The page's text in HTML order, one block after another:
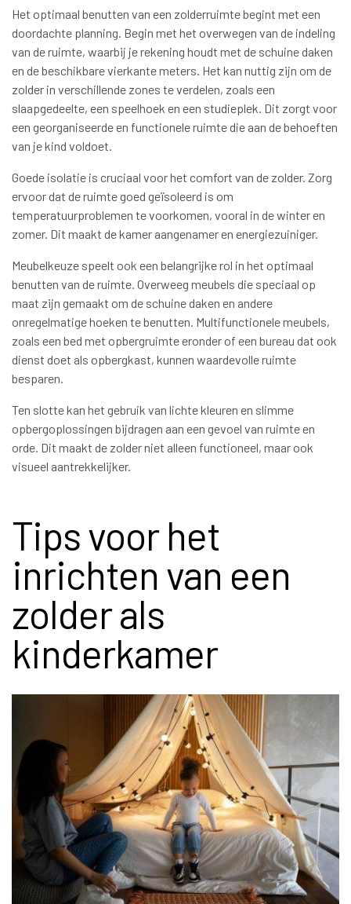
Het optimaal benutten van een zolderruimte begint met een
doordachte planning. Begin met het overwegen van de indeling
van de ruimte, waarbij je rekening houdt met de schuine daken
en de beschikbare vierkante meters. Het kan nuttig zijn om de
zolder in verschillende zones te verdelen, zoals een
slaapgedeelte, een speelhoek en een studieplek. Dit zorgt voor
een georganiseerde en functionele ruimte die aan de behoeften
van je kind voldoet.
Goede isolatie is cruciaal voor het comfort van de zolder. Zorg
ervoor dat de ruimte goed geïsoleerd is om
temperatuurproblemen te voorkomen, vooral in de winter en
zomer. Dit maakt de kamer aangenamer en energiezuiniger.
Meubelkeuze speelt ook een belangrijke rol in het optimaal
benutten van de ruimte. Overweeg meubels die speciaal op
maat zijn gemaakt om de schuine daken en andere
onregelmatige hoeken te benutten. Multifunctionele meubels,
zoals een bed met opbergruimte eronder of een bureau dat ook
dienst doet als opbergkast, kunnen waardevolle ruimte
besparen.
Ten slotte kan het gebruik van lichte kleuren en slimme
opbergoplossingen bijdragen aan een gevoel van ruimte en
orde. Dit maakt de zolder niet alleen functioneel, maar ook
visueel aantrekkelijker.
Tips voor het
inrichten van een
zolder als
kinderkamer